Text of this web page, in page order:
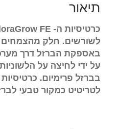
תיאור
כרטיסיות ה- FE
לשורשים. חלק מהצמחים
באספקת הברזל דרך
על ידי לחיצה על הלשוניות
בברזל פרימיום. כרטיסיות
לטריטיט כמקור טבעי